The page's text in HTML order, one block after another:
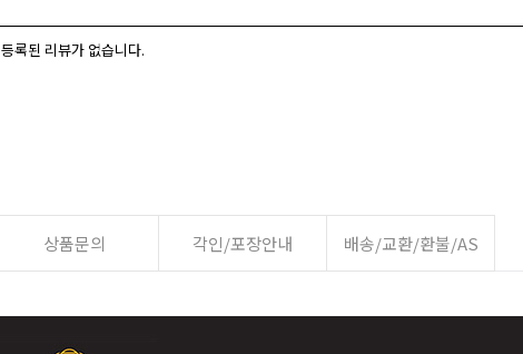
등록된 리뷰가 없습니다.
상품문의 각인/포장안내 배송/교환/환불/AS